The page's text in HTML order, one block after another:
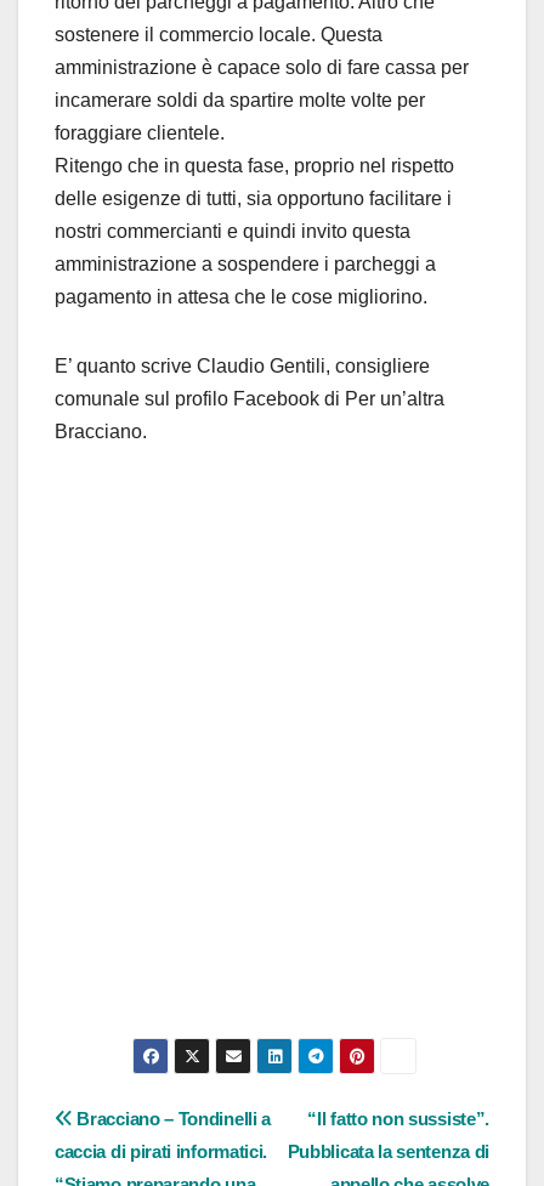
sostenere il commercio locale. Questa
amministrazione è capace solo di fare cassa per
incamerare soldi da spartire molte volte per
foraggiare clientele.
Ritengo che in questa fase, proprio nel rispetto
delle esigenze di tutti, sia opportuno facilitare i
nostri commercianti e quindi invito questa
amministrazione a sospendere i parcheggi a
pagamento in attesa che le cose migliorino.
E’ quanto scrive Claudio Gentili, consigliere
comunale sul profilo Facebook di Per un’altra
Bracciano.
Navigazione
articoli
“Il fatto non sussiste”.
Pubblicata la sentenza di
Bracciano – Tondinelli a
caccia di pirati informatici.